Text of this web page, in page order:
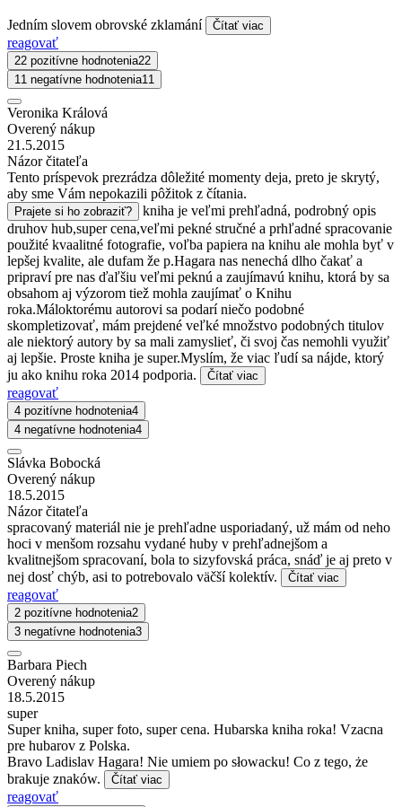
Jedním slovem obrovské zklamání Čítať viac
reagovať
22 pozitívne hodnotenia22
11 negatívne hodnotenia11
Veronika Králová
Overený nákup
21.5.2015
Názor čitateľa
Tento príspevok prezrádza dôležité momenty deja, preto je skrytý,
aby sme Vám nepokazili pôžitok z čítania.
Prajete si ho zobraziť?
kniha je veľmi prehľadná, podrobný opis
druhov hub,super cena,veľmi pekné stručné a prhľadné spracovanie
použité kvaalitné fotografie, voľba papiera na knihu ale mohla byť v
lepšej kvalite, ale dufam že p.Hagara nas nenechá dlho čakať a
pripraví pre nas ďaľšiu veľmi peknú a zaujímavú knihu, ktorá by sa
obsahom aj výzorom tiež mohla zaujímať o Knihu
roka.Máloktorému autorovi sa podarí niečo podobné
skompletizovať, mám prejdené veľké množstvo podobných titulov
ale niektorý autory by sa mali zamyslieť, či svoj čas nemohli využiť
aj lepšie. Proste kniha je super.Myslím, že viac ľudí sa nájde, ktorý
ju ako knihu roka 2014 podporia.
Čítať viac
reagovať
4 pozitívne hodnotenia4
4 negatívne hodnotenia4
Slávka Bobocká
Overený nákup
18.5.2015
Názor čitateľa
spracovaný materiál nie je prehľadne usporiadaný, už mám od neho
hoci v menšom rozsahu vydané huby v prehľadnejšom a
kvalitnejšom spracovaní, bola to sizyfovská práca, snáď je aj preto v
nej dosť chýb, asi to potrebovalo väčší kolektív.
Čítať viac
reagovať
2 pozitívne hodnotenia2
3 negatívne hodnotenia3
Barbara Piech
Overený nákup
18.5.2015
super
Super kniha, super foto, super cena. Hubarska kniha roka! Vzacna
pre hubarov z Polska.
Bravo Ladislav Hagara! Nie umiem po słowacku! Co z tego, że
brakuje znaków.
Čítať viac
reagovať